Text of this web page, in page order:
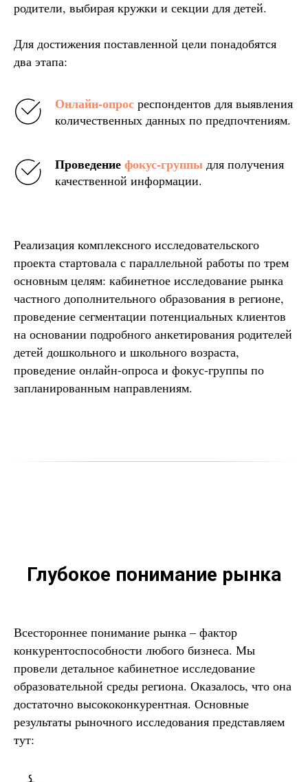
родители, выбирая кружки и секции для детей.
Для достижения поставленной цели понадобятся
два этапа:
Онлайн-опрос респондентов для выявления
количественных данных по предпочтениям.
Проведениефокус-группы для получения
качественной информации.
Реализация комплексного исследовательского
проекта стартовала с параллельной работы по трем
основным целям: кабинетное исследование рынка
частного дополнительного образования в регионе,
проведение сегментации потенциальных клиентов
на основании подробного анкетирования родителей
детей дошкольного и школьного возраста,
проведение онлайн-опроса и фокус-группы по
запланированным направлениям.
Глубокое понимание рынка
Всестороннее понимание рынка – фактор
конкурентоспособности любого бизнеса. Мы
провели детальное кабинетное исследование
образовательной среды региона. Оказалось, что она
достаточно высококонкурентная. Основные
результаты рыночного исследования представляем
тут: